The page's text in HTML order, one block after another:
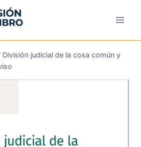
División judicial de la cosa común y